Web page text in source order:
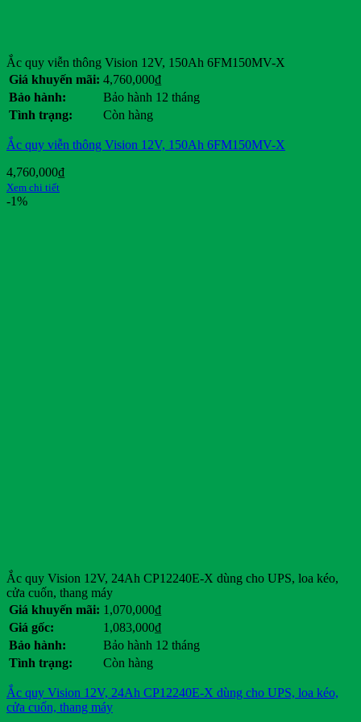
Ắc quy viễn thông Vision 12V, 150Ah 6FM150MV-X
Giá khuyến mãi: 4,760,000₫
Bảo hành:
Bảo hành 12 tháng
Tình trạng:
Còn hàng
Ắc quy viễn thông Vision 12V, 150Ah 6FM150MV-X
4,760,000₫
Xem chi tiết
-1%
Ắc quy Vision 12V, 24Ah CP12240E-X dùng cho UPS, loa kéo,
cửa cuốn, thang máy
Giá khuyến mãi: 1,070,000₫
Giá gốc:
1,083,000₫
Bảo hành:
Bảo hành 12 tháng
Tình trạng:
Còn hàng
Ắc quy Vision 12V, 24Ah CP12240E-X dùng cho UPS, loa kéo,
cửa cuốn, thang máy